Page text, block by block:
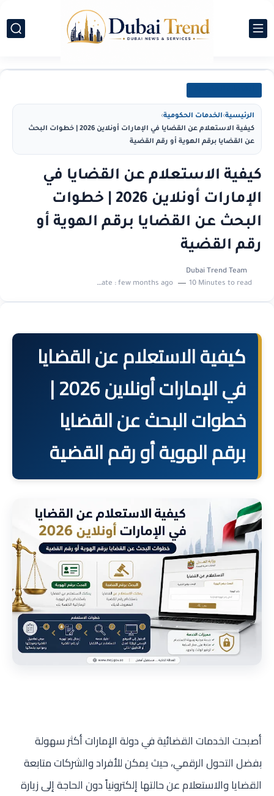
الرئيسية›الخدمات الحكومية›
كيفية الاستعلام عن القضايا في الإمارات أونلاين 2026 | خطوات البحث
عن القضايا برقم الهوية أو رقم القضية
كيفية الاستعلام عن القضايا في
الإمارات أونلاين 2026 | خطوات
البحث عن القضايا برقم الهوية أو
رقم القضية
Dubai Trend Team
Last update :
few months ago 10 Minutes to read
كيفية الاستعلام عن القضايا
في الإمارات أونلاين 2026 |
خطوات البحث عن القضايا
برقم الهوية أو رقم القضية
أصبحت الخدمات القضائية في دولة الإمارات أكثر سهولة
بفضل التحول الرقمي، حيث يمكن للأفراد والشركات متابعة
القضايا والاستعلام عن حالتها إلكترونياً دون الحاجة إلى زيارة